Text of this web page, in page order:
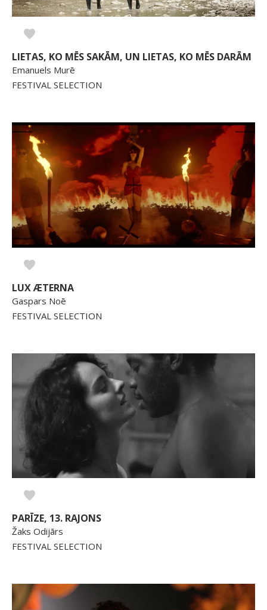
LIETAS, KO MĒS SAKĀM, UN LIETAS, KO MĒS DARĀM
Emanuels Murē
FESTIVAL SELECTION
LUX ÆTERNA
Gaspars Noē
FESTIVAL SELECTION
PARĪZE, 13. RAJONS
Žaks Odijārs
FESTIVAL SELECTION